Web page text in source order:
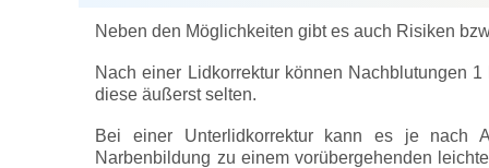
Neben den Möglichkeiten gibt es auch Risiken
Nach einer Lidkorrektur können Nachblutungen
diese äußerst selten.
Bei einer Unterlidkorrektur kann es je nach
Narbenbildung zu einem vorübergehenden